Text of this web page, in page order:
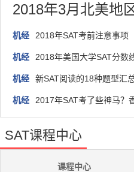
机经 2018年SAT考前注意事项
机经 2018年美国大学SAT分数
机经 新SAT阅读的18种题型汇
机经 2017年SAT考了些神马？
SAT课程中心
课程中心